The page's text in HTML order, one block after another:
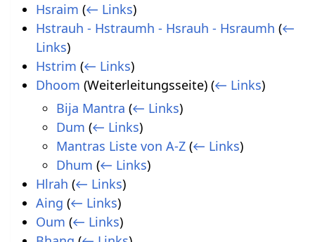
Hsraim (← Links)
Hstrauh - Hstraumh - Hsrauh - Hsraumh (←
Links)
Hstrim (← Links)
Dhoom (Weiterleitungsseite) (← Links)
Bija Mantra (← Links)
Dum (← Links)
Mantras Liste von A-Z (← Links)
Dhum (← Links)
Hlrah (← Links)
Aing (← Links)
Oum (← Links)